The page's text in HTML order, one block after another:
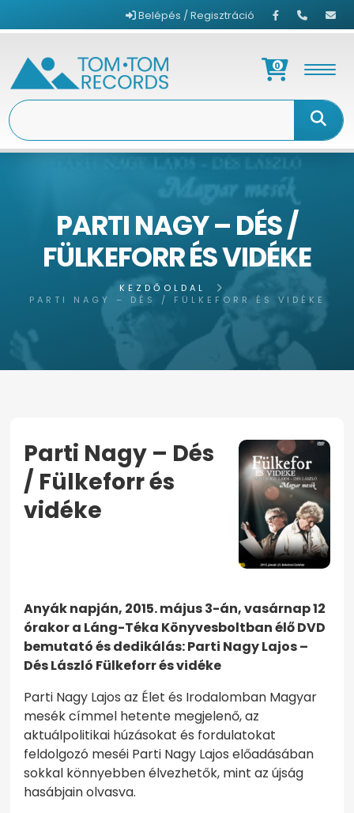
Belépés / Regisztráció
0
PARTI NAGY – DÉS /
FÜLKEFORR ÉS VIDÉKE
KEZDŐOLDAL
PARTI NAGY – DÉS / FÜLKEFORR ÉS VIDÉKE
Parti Nagy – Dés
/ Fülkeforr és
vidéke
Anyák napján, 2015. május 3-án, vasárnap 12
órakor a Láng-Téka Könyvesboltban élő DVD
bemutató és dedikálás: Parti Nagy Lajos –
Dés László Fülkeforr és vidéke
Parti Nagy Lajos az Élet és Irodalomban Magyar
mesék címmel hetente megjelenő, az
aktuálpolitikai húzásokat és fordulatokat
feldolgozó meséi Parti Nagy Lajos előadásában
sokkal könnyebben élvezhetők, mint az újság
hasábjain olvasva.